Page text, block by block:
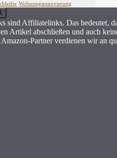
Wohnungsrenovierung
sind Affiliatelinks. Das bedeutet,
Artikel abschließen und auch
Partner verdienen wir an